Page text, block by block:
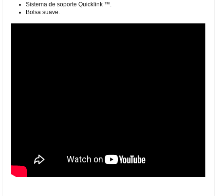
Sistema de soporte Quicklink ™.
Bolsa suave.